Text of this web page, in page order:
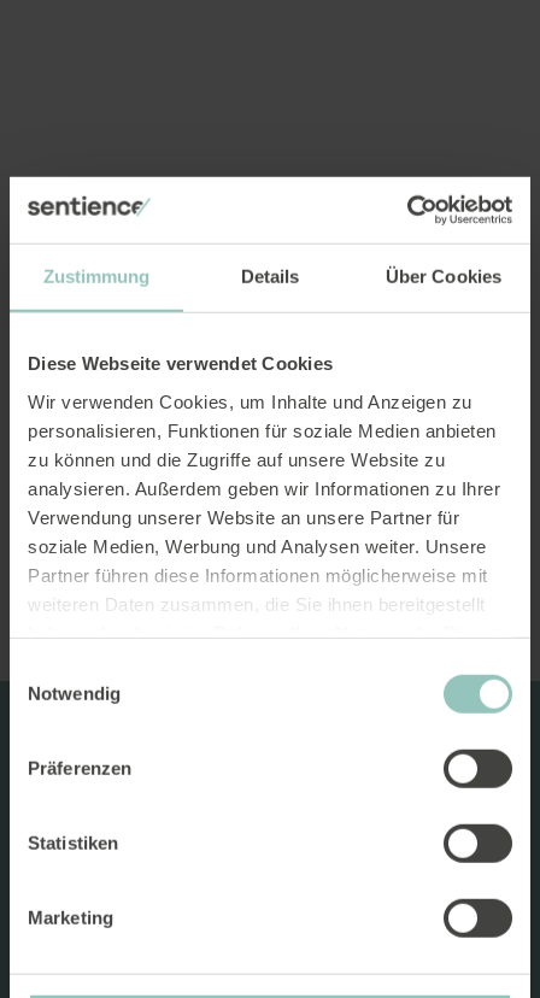
Zustimmung Details Über Cookies
Diese Webseite verwendet Cookies
Wir verwenden Cookies, um Inhalte und Anzeigen zu
personalisieren, Funktionen für soziale Medien anbieten
zu können und die Zugriffe auf unsere Website zu
analysieren. Außerdem geben wir Informationen zu Ihrer
Verwendung unserer Website an unsere Partner für
soziale Medien, Werbung und Analysen weiter. Unsere
Partner führen diese Informationen möglicherweise mit
weiteren Daten zusammen, die Sie ihnen bereitgestellt
Notwendig
Präferenzen
Statistiken
Marketing